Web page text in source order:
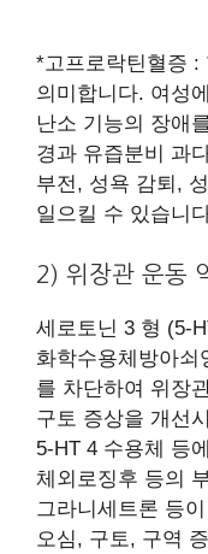
*고프로락틴혈증 :
의미합니다. 여성
난소 기능의 장애
경과 유즙분비 과
부전, 성욕 감퇴,
일으킬 수 있습니
​2) 위장관 운동
세로토닌 3 형 (5-
화학수용체방아쇠
를 차단하여 위장
구토 증상을 개선
5-HT 4 수용체 등
체외로징후 등의
그라니세트론 등
오심, 구토, 구역